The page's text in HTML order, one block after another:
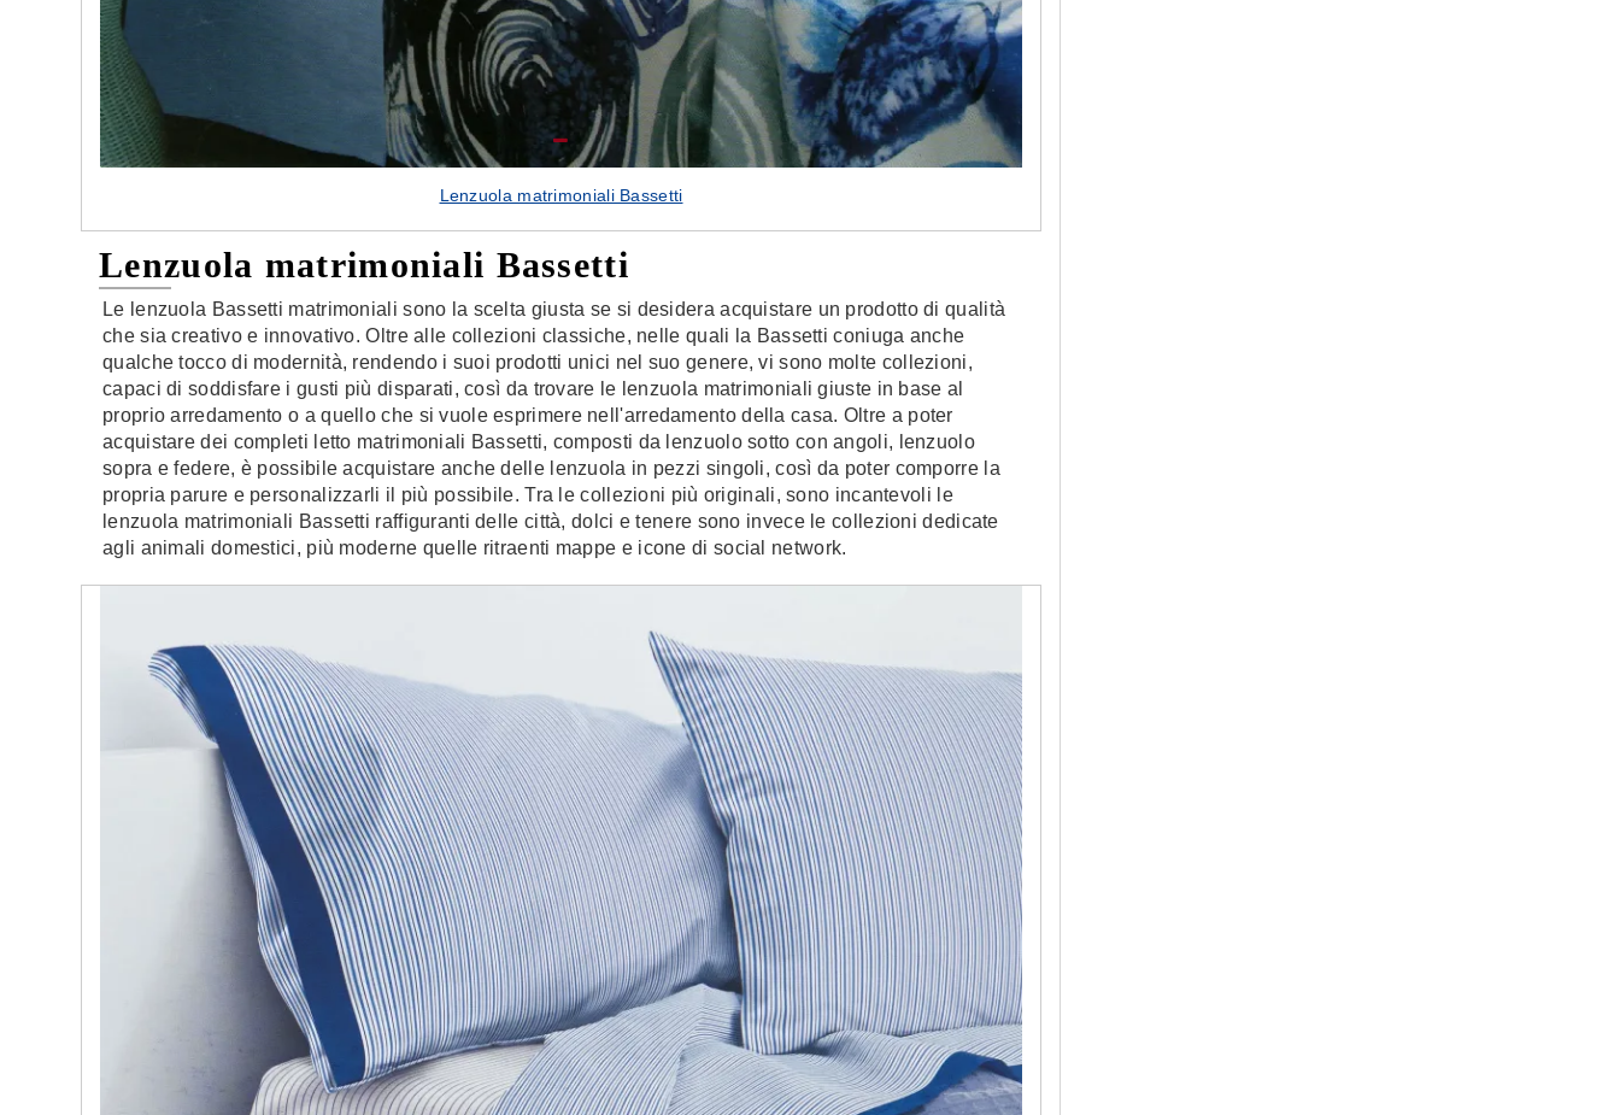
Lenzuola matrimoniali Bassetti
Lenzuola matrimoniali Bassetti
Le lenzuola Bassetti matrimoniali sono la scelta giusta se si desidera acquistare un prodotto di qualità
che sia creativo e innovativo. Oltre alle collezioni classiche, nelle quali la Bassetti coniuga anche
qualche tocco di modernità, rendendo i suoi prodotti unici nel suo genere, vi sono molte collezioni,
capaci di soddisfare i gusti più disparati, così da trovare le lenzuola matrimoniali giuste in base al
proprio arredamento o a quello che si vuole esprimere nell'arredamento della casa. Oltre a poter
acquistare dei completi letto matrimoniali Bassetti, composti da lenzuolo sotto con angoli, lenzuolo
sopra e federe, è possibile acquistare anche delle lenzuola in pezzi singoli, così da poter comporre la
propria parure e personalizzarli il più possibile. Tra le collezioni più originali, sono incantevoli le
lenzuola matrimoniali Bassetti raffiguranti delle città, dolci e tenere sono invece le collezioni dedicate
agli animali domestici, più moderne quelle ritraenti mappe e icone di social network.